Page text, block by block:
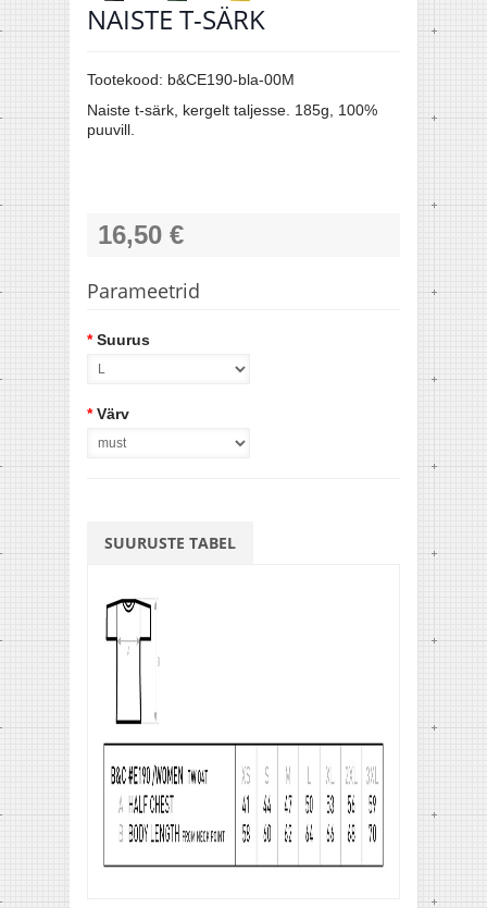
NAISTE T-SÄRK
Tootekood: b&CE190-bla-00M
Naiste t-särk, kergelt taljesse. 185g, 100%
puuvill.
16,50 €
Parameetrid
* Suurus
* Värv
SUURUSTE TABEL